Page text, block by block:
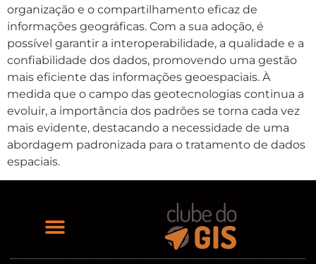
organização e o compartilhamento eficaz de
informações geográficas. Com a sua adoção, é
possível garantir a interoperabilidade, a qualidade e a
confiabilidade dos dados, promovendo uma gestão
mais eficiente das informações geoespaciais. À
medida que o campo das geotecnologias continua a
evoluir, a importância dos padrões se torna cada vez
mais evidente, destacando a necessidade de uma
abordagem padronizada para o tratamento de dados
espaciais.